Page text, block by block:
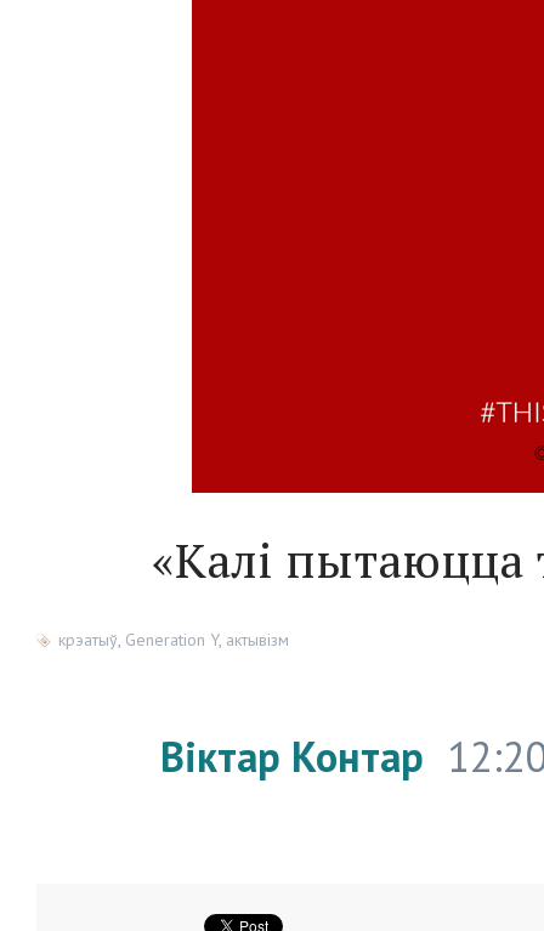
«Калі пытаюцца
крэатыў Generation Y, актывізм
Віктар Контар